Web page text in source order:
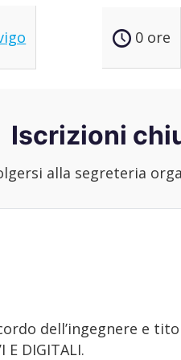
0 ore
Iscrizioni
alla segreteria
dell’ingegnere e
E DIGITALI.